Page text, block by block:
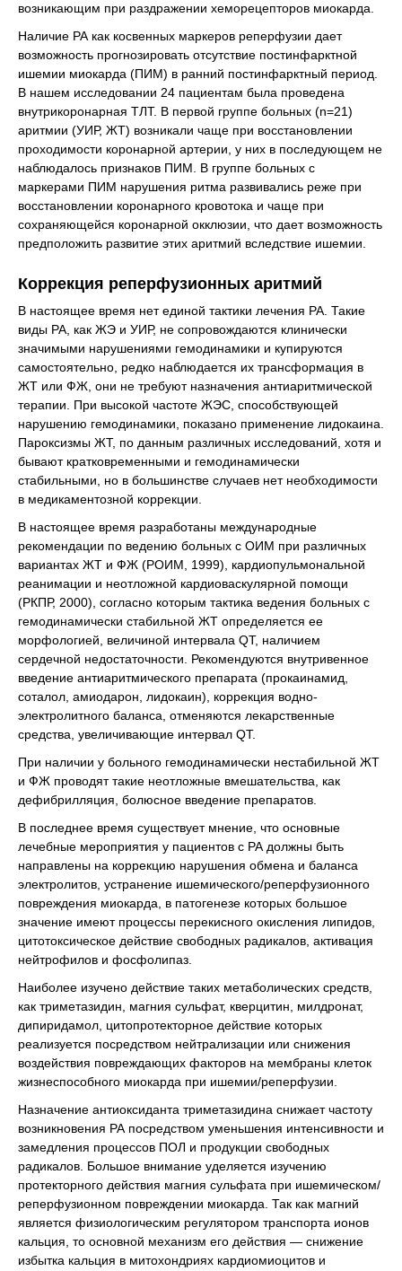
возникающим при раздражении хеморецепторов миокарда.
Наличие РА как косвенных маркеров реперфузии дает
возможность прогнозировать отсутствие постинфарктной
ишемии миокарда (ПИМ) в ранний постинфарктный период.
В нашем исследовании 24 пациентам была проведена
внутрикоронарная ТЛТ. В первой группе больных (n=21)
аритмии (УИР, ЖТ) возникали чаще при восстановлении
проходимости коронарной артерии, у них в последующем не
наблюдалось признаков ПИМ. В группе больных с
маркерами ПИМ нарушения ритма развивались реже при
восстановлении коронарного кровотока и чаще при
сохраняющейся коронарной окклюзии, что дает возможность
предположить развитие этих аритмий вследствие ишемии.
Коррекция реперфузионных аритмий
В настоящее время нет единой тактики лечения РА. Такие
виды РА, как ЖЭ и УИР, не сопровождаются клинически
значимыми нарушениями гемодинамики и купируются
самостоятельно, редко наблюдается их трансформация в
ЖТ или ФЖ, они не требуют назначения антиаритмической
терапии. При высокой частоте ЖЭС, способствующей
нарушению гемодинамики, показано применение лидокаина.
Пароксизмы ЖТ, по данным различных исследований, хотя и
бывают кратковременными и гемодинамически
стабильными, но в большинстве случаев нет необходимости
в медикаментозной коррекции.
В настоящее время разработаны международные
рекомендации по ведению больных с ОИМ при различных
вариантах ЖТ и ФЖ (РОИМ, 1999), кардиопульмональной
реанимации и неотложной кардиоваскулярной помощи
(РКПР, 2000), согласно которым тактика ведения больных с
гемодинамически стабильной ЖТ определяется ее
морфологией, величиной интервала QT, наличием
сердечной недостаточности. Рекомендуются внутривенное
введение антиаритмического препарата (прокаинамид,
соталол, амиодарон, лидокаин), коррекция водно-
электролитного баланса, отменяются лекарственные
средства, увеличивающие интервал QT.
При наличии у больного гемодинамически нестабильной ЖТ
и ФЖ проводят такие неотложные вмешательства, как
дефибрилляция, болюсное введение препаратов.
В последнее время существует мнение, что основные
лечебные мероприятия у пациентов с РА должны быть
направлены на коррекцию нарушения обмена и баланса
электролитов, устранение ишемического/реперфузионного
повреждения миокарда, в патогенезе которых большое
значение имеют процессы перекисного окисления липидов,
цитотоксическое действие свободных радикалов, активация
нейтрофилов и фосфолипаз.
Наиболее изучено действие таких метаболических средств,
как триметазидин, магния сульфат, кверцитин, милдронат,
дипиридамол, цитопротекторное действие которых
реализуется посредством нейтрализации или снижения
воздействия повреждающих факторов на мембраны клеток
жизнеспособного миокарда при ишемии/реперфузии.
Назначение антиоксиданта триметазидина снижает частоту
возникновения РА посредством уменьшения интенсивности и
замедления процессов ПОЛ и продукции свободных
радикалов. Большое внимание уделяется изучению
протекторного действия магния сульфата при ишемическом/
реперфузионном повреждении миокарда. Так как магний
является физиологическим регулятором транспорта ионов
кальция, то основной механизм его действия — снижение
избытка кальция в митохондриях кардиомиоцитов и